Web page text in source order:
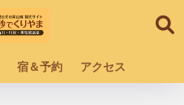
宿＆予約 アクセス